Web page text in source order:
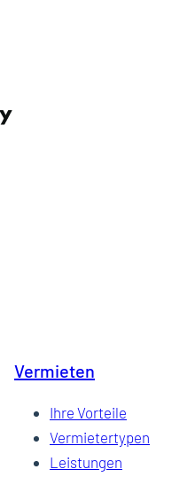
Vermieten
Ihre Vorteile
Vermietertypen
Leistungen